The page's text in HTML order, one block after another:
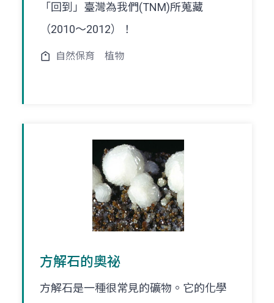
「回到」臺灣為我們(TNM)所蒐藏
（2010～2012）！
自然保育 植物
方解石的奧祕
方解石是一種很常見的礦物。它的化學